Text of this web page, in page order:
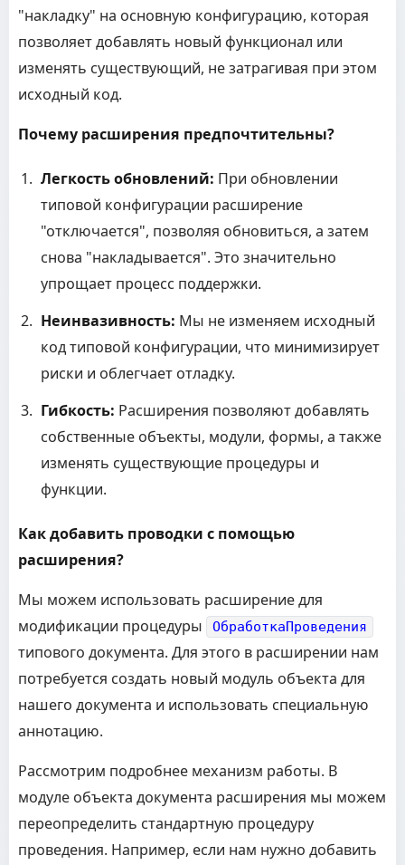
"накладку" на основную конфигурацию, которая
позволяет добавлять новый функционал или
изменять существующий, не затрагивая при этом
исходный код.
Почему расширения предпочтительны?
Легкость обновлений: При обновлении
типовой конфигурации расширение
"отключается", позволяя обновиться, а затем
снова "накладывается". Это значительно
упрощает процесс поддержки.
Неинвазивность: Мы не изменяем исходный
код типовой конфигурации, что минимизирует
риски и облегчает отладку.
Гибкость: Расширения позволяют добавлять
собственные объекты, модули, формы, а также
изменять существующие процедуры и
функции.
Как добавить проводки с помощью
расширения?
Мы можем использовать расширение для
модификации процедуры
ОбработкаПроведения
типового документа. Для этого в расширении нам
потребуется создать новый модуль объекта для
нашего документа и использовать специальную
аннотацию.
Рассмотрим подробнее механизм работы. В
модуле объекта документа расширения мы можем
переопределить стандартную процедуру
проведения. Например, если нам нужно добавить